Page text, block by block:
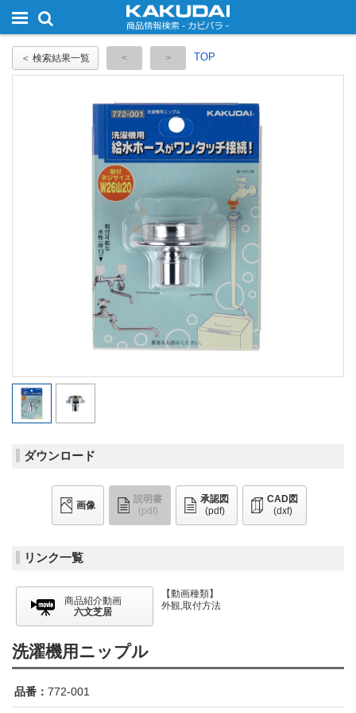
＜ 検索結果一覧 TOP
ダウンロード
画像
説明書
(pdf)
承認図
(pdf)
CAD図
(dxf)
リンク一覧
商品紹介動画
六文芝居
【動画種類】
外観,取付方法
洗濯機用ニップル
品番： 772-001